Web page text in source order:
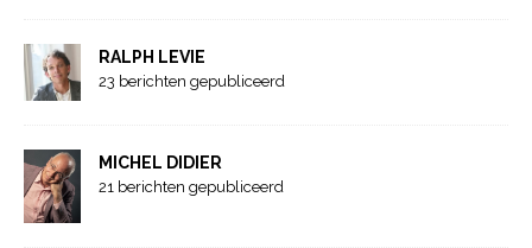
RALPH LEVIE
23 berichten gepubliceerd
MICHEL DIDIER
21 berichten gepubliceerd